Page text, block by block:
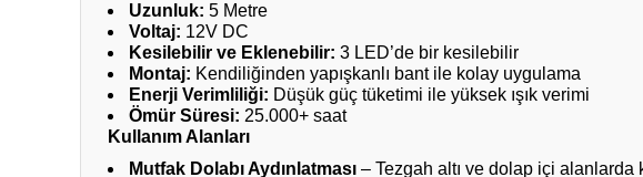
Uzunluk: 5 Metre
Voltaj: 12V DC
Kesilebilir ve Eklenebilir: 3 LED’de bir kesilebilir
Montaj: Kendiliğinden yapışkanlı bant ile kolay uygulama
Enerji Verimliliği: Düşük güç tüketimi ile yüksek ışık verimi
Ömür Süresi: 25.000+ saat
Kullanım Alanları
Mutfak Dolabı Aydınlatması – Tezgah altı ve dolap içi alanlarda